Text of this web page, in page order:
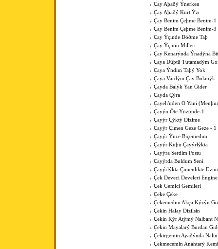
Çay Aþaðý Ýnerken
Çay Aþaðý Kurt Ýzi
Çay Benim Çeþme Benim-1
Çay Benim Çeþme Benim-3
Çay Ýçinde Döðme Taþ
Çay Ýçinin Milleri
Çay Kenarýnda Ýnadýna
Çaya Düþtü Tutamadým
Çaya Ýndim Taþý Yok
Çaya Vardým Çay Bulanýk
Çayda Balýk Yan Gider
Çayda Çýra
Çayeli'nden O Yani
Çayýn Öte Yüzünde-1
Çayýr Çýktý Dizime
Çayýr Çimen Geze Geze - 1
Çayýr Ýnce Biçemedim
Çayýr Kuþu Çayýrlýkta
Çayýra Serdim Postu
Çayýrda Buldum Seni
Çayýrlýkta Çimenlikte
Çek Deveci Develeri Engine
Çek Gemici Gemileri
Çeke Çeke
Çekemedim Akça Kýzýn
Çekin Halay Dizilsin
Çekin Kýr Atýmý Nalbant
Çekin Mayalarý Burdan
Çekirgemin Ayaðýnda
Çekmecemin Anahtarý